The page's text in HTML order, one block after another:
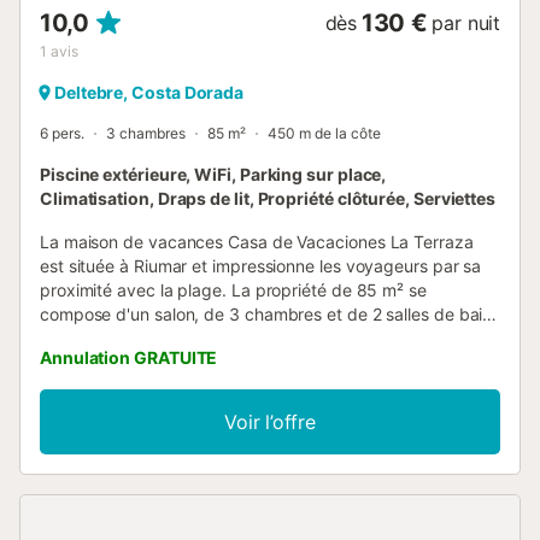
10,0
1 avis
dès 130 € par nuit
Deltebre, Costa Dorada
6 pers. 3 chambres 85 m² 450 m de la côte
Piscine extérieure, WiFi, Parking sur place,
Climatisation, Draps de lit, Propriété clôturée, Serviettes
La maison de vacances Casa de Vacaciones La Terraza
est située à Riumar et impressionne les voyageurs par sa
proximité avec la plage. La propriété de 85 m² se
compose d'un salon, de 3 chambres et de 2 salles de bain
supplémentaires comprennent le Wi-Fi haut débit (permet
des appels vidéo), la climatisation ainsi qu'une machine à
laver. Cette propriété dispose d'une piscine privée, d'une
terrasse plein air et d'un barbecue. Une place de parking
est disponible sur la propriété et un parking gratuit est
Annulation GRATUITE
Voir l’offre